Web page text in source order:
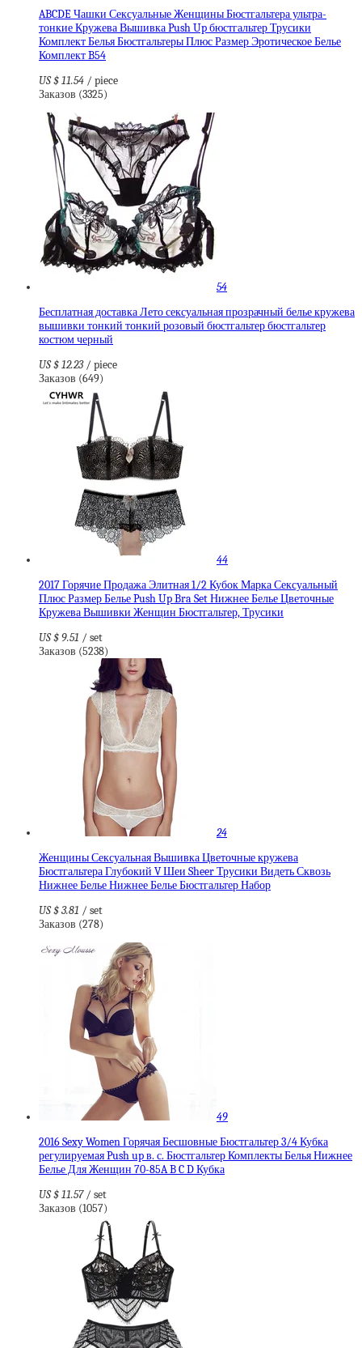
ABCDE Чашки Сексуальные Женщины Бюстгальтера ультра-
тонкие Кружева Вышивка Push Up бюстгальтер Трусики
Комплект Белья Бюстгальтеры Плюс Размер Эротическое Белье
Комплект B54
US $ 11.54 / piece
Заказов (3325)
54
Бесплатная доставка Лето сексуальная прозрачный белье кружева
вышивки тонкий тонкий розовый бюстгальтер бюстгальтер
костюм черный
US $ 12.23 / piece
Заказов (649)
44
2017 Горячие Продажа Элитная 1/2 Кубок Марка Сексуальный
Плюс Размер Белье Push Up Bra Set Нижнее Белье Цветочные
Кружева Вышивки Женщин Бюстгальтер, Трусики
US $ 9.51 / set
Заказов (5238)
24
Женщины Сексуальная Вышивка Цветочные кружева
Бюстгальтера Глубокий V Шеи Sheer Трусики Видеть Сквозь
Нижнее Белье Нижнее Белье Бюстгальтер Набор
US $ 3.81 / set
Заказов (278)
49
2016 Sexy Women Горячая Бесшовные Бюстгальтер 3/4 Кубка
регулируемая Push up в. с. Бюстгальтер Комплекты Белья Нижнее
Белье Для Женщин 70-85A B C D Кубка
US $ 11.57 / set
Заказов (1057)